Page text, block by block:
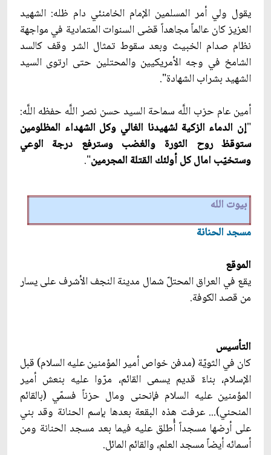
يقول ولي أمر المسلمين الإمام الخامنئي‏ دام ظله: الشهيد
العزيز كان عالماً مجاهداً قضى السنوات المتمادية في مواجهة
نظام صدام الخبيث وبعد سقوط تمثال الشر وقف كالسد
الشامخ في وجه الأمريكيين والمحتلين حتى ارتوى السيد
الشهيد بشراب الشهادة".
أمين عام حزب اللَّه سماحة السيد حسن نصر اللَّه حفظه اللَّه:
"إن الدماء الزكية لشهيدنا الغالي وكل الشهداء المظلومين
ستوقظ روح الثورة والغضب‏ وسترفع درجة الوعي
وستخيّب‏ امال كل أولئك القتلة المجرمين".
بيوت الله
مسجد الحنانة
الموقع
يقع في العراق المحتلّ شمال مدينة النجف الأشرف على يسار
من قصد الكوفة.
التأسيس
كان في الثويّة (مدفن خواص أمير المؤمنين عليه السلام) قبل
الإسلام، بناءٌ قديم يسمى القائم، مرّوا عليه بنعش أمير
المؤمنين عليه السلام فإنحنى ومال حزناً فسمّي (بالقائم
المنحني)... عرفت هذه البقعة بعدها بإسم الحنانة وقد بني
على أرضها مسجداً أُطلق عليه فيما بعد مسجد الحنانة ومن
أسمائه أيضاً مسجد العلم، والقائم المائل.